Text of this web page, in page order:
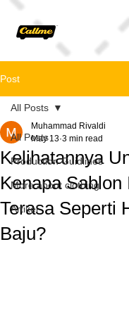
Post
All Posts
Production Guidlines
More about clothing
Artikel
All Posts
Kelihatannya
Kenapa Sablon
Terasa Seperti
Baju?
Muhammad Rivaldi
May 13 3 min read